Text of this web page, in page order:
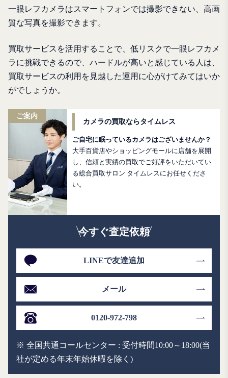
一眼レフカメラはスマートフォンでは撮影できない、高画
質な写真を撮影できます。
買取サービスを活用することで、低リスクで一眼レフカメ
ラに挑戦できるので、ハードルが高いと感じている人は、
買取サービスの利用を見越した運用に心がけてみてはいか
がでしょうか。
ご案内
カメラの買取ならタイムレス
ご自宅に眠っているカメラはございませんか？
大手百貨店やショッピングモールに店舗を展開
し、信頼と実績の買取でご好評をいただいてい
る総合買取サロン タイムレスにお任せくださ
い。
今すぐ査定依頼
LINEで友達追加
メール
0120-972-798
※ 全国共通コールセンター : 受付時間10:00～18:00(当
社が定める年末年始休暇を除く)